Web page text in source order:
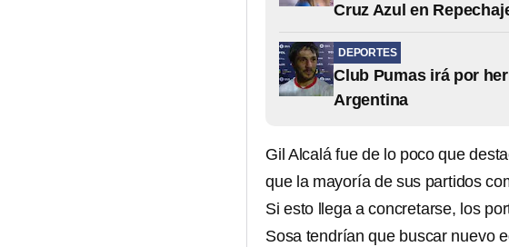
Cruz Azul en
DEPORTES
Club Pumas irá por
Argentina
Gil Alcalá fue de lo poco que
que la mayoría de sus partidos
Si esto llega a concretarse, los
Sosa tendrían que buscar nuevo